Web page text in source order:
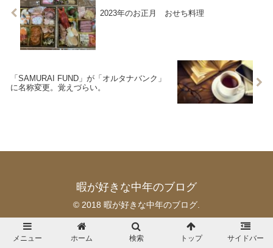
2023年のお正月 おせち料理
「SAMURAI FUND」が「オルタナバンク」
に名称変更。覚えづらい。
暇が好きな中年のブログ
© 2018 暇が好きな中年のブログ.
メニュー ホーム 検索 トップ サイドバー